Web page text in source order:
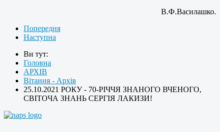
В.Ф.Василашко.
Попередня
Наступна
Ви тут:
Головна
АРХІВ
Вітання - Архів
25.10.2021 РОКУ - 70-РІЧЧЯ ЗНАНОГО ВЧЕНОГО,
СВІТОЧА ЗНАНЬ СЕРГІЯ ЛАКИЗИ!